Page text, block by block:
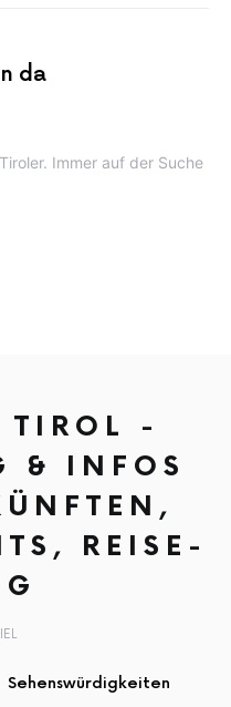
da
Immer auf der Suche
TIROL -
& INFOS
REISE-
Sehenswürdigkeiten